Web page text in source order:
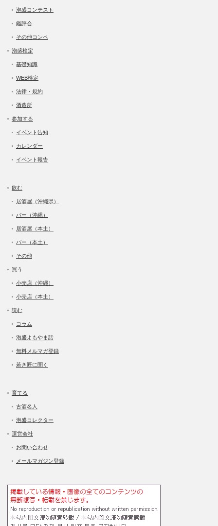
泡盛コンテスト
鑑評会
その他コンペ
泡盛検定
基礎知識
WEB検定
法律・規約
酒造所
参加する
イベント告知
カレンダー
イベント報告
飲む
居酒屋（沖縄県）
バー（沖縄）
居酒屋（本土）
バー（本土）
その他
買う
小売店（沖縄）
小売店（本土）
読む
コラム
泡盛よもやま話
無料メルマガ登録
若き匠に聞く
育てる
古酒名人
泡盛コレクター
運営会社
お問い合わせ
メールマガジン登録